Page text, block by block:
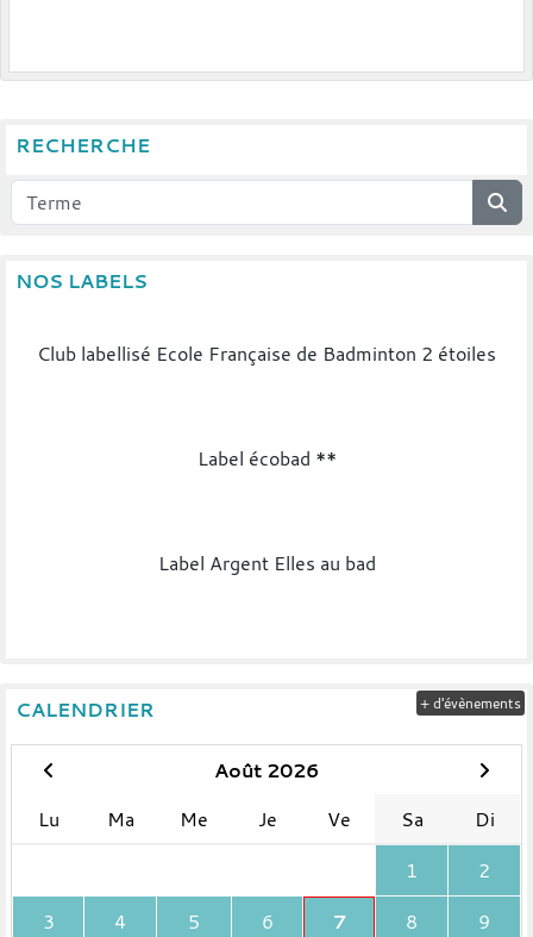
RECHERCHE
NOS LABELS
Club labellisé Ecole Française de Badminton 2 étoiles
Label écobad **
Label Argent Elles au bad
CALENDRIER
Août 2026
Lu
Ma Me Je Ve Sa
Di
1
2
3
4 5 6 7 8
9
+ d'évènements